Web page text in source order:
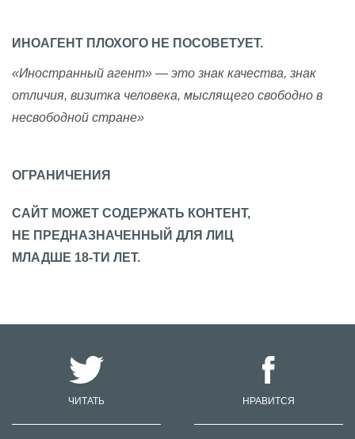
ИНОАГЕНТ ПЛОХОГО НЕ ПОСОВЕТУЕТ.
«Иностранный агент» — это знак качества, знак
отличия, визитка человека, мыслящего свободно в
несвободной стране»
ОГРАНИЧЕНИЯ
САЙТ МОЖЕТ СОДЕРЖАТЬ КОНТЕНТ,
НЕ ПРЕДНАЗНАЧЕННЫЙ ДЛЯ ЛИЦ
МЛАДШЕ 18-ТИ ЛЕТ.
ЧИТАТЬ НРАВИТСЯ